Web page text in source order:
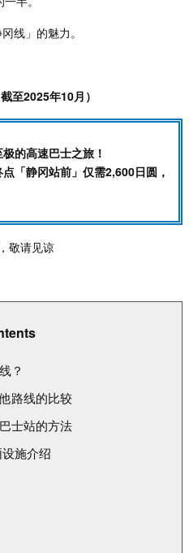
冈线」的魅力。
至2025年10月）
的高速巴士之旅！
「静冈站前」仅需2,600日圆，
敬请见谅
？
路线的比较
士站的方法
施介绍